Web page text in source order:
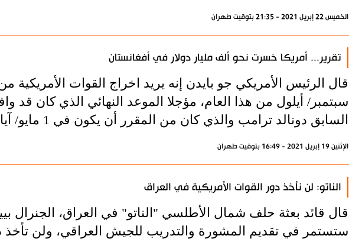
الخميس 22 إبريل 2021 - 21:35 بتوقيت طهران
تقرير... أمريكا خسرت نحو ألف مليار دولار في أفغانستان
سبتمبر/ أيلول من هذا العام، مؤجلا الموعد النهائي الذي كان قد
السابق دونالد ترامب والذي كان من المقرر أن يكون في 1 مايو/ آيار المقبل.
الإثنين 19 إبريل 2021 - 16:49 بتوقيت طهران
الناتو: لن نأخذ دور القوات الأمريكية في العراق
قال قائد بعثة حلف شمال الأطلسي "الناتو" في العراق، الجنرال
ستستمر في تقديم المشورة والتدريب للجيش العراقي، ولن تأخذ